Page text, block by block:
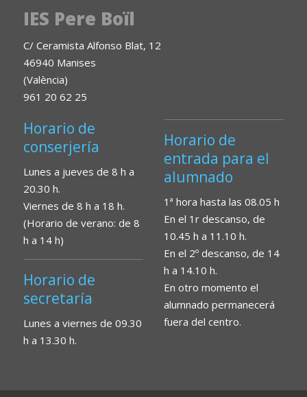
IES Pere Boïl
C/ Ceramista Alfonso Blat, 12
46940 Manises
(València)
961 20 62 25
Horario de
conserjería
Lunes a jueves de 8 h a
20.30 h.
Viernes de 8 h a 18 h.
(Horario de verano: de 8
h a 14 h)
Horario de
secretaría
Lunes a viernes de 09.30
h a 13.30 h.
Horario de
entrada para el
alumnado
1ª hora hasta las 08.05 h
En el 1r descanso, de
10.45 h a 11.10 h.
En el 2º descanso, de 14
h a 14.10 h.
En otro momento el
alumnado permanecerá
fuera del centro.